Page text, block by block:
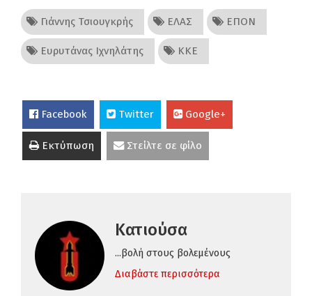
Γιάννης Τσιουγκρής ΕΛΑΣ ΕΠΟΝ
Ευρυτάνας Ιχνηλάτης ΚΚΕ
Facebook Twitter Google+
Εκτύπωση Στείλτε σε φίλο
Κατιούσα
...βολή στους βολεμένους
Διαβάστε περισσότερα